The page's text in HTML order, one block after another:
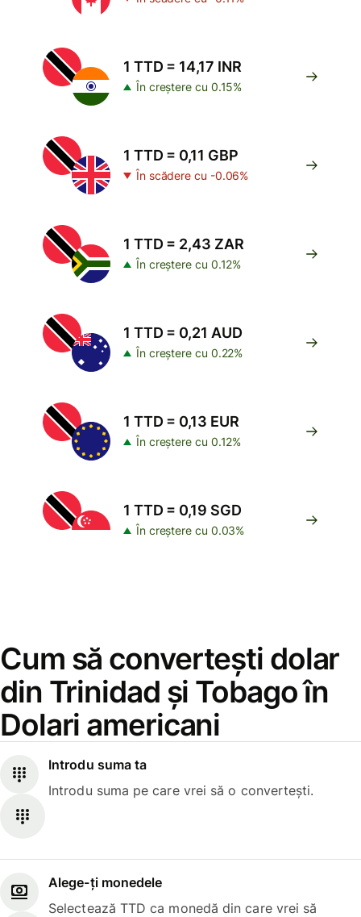
1 TTD = 14,17 INR
În creștere cu 0.15%
1 TTD = 0,11 GBP
În scădere cu -0.06%
1 TTD = 2,43 ZAR
În creștere cu 0.12%
1 TTD = 0,21 AUD
În creștere cu 0.22%
1 TTD = 0,13 EUR
În creștere cu 0.12%
1 TTD = 0,19 SGD
În creștere cu 0.03%
Cum să convertești dolar
din Trinidad și Tobago în
Dolari americani
Introdu suma ta
Introdu suma pe care vrei să o convertești.
Alege-ți monedele
Selectează TTD ca monedă din care vrei să